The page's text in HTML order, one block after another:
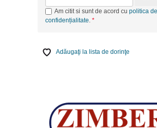
Am citit si sunt de acord cu politica de
confidențialitate
Adăugaţi la lista de dorinţe